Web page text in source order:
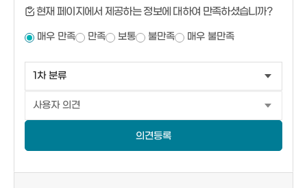
현재 페이지에서 제공하는 정보에 대하여 만족하셨습니까?
매우 만족 만족 보통 불만족 매우 불만족
의견등록